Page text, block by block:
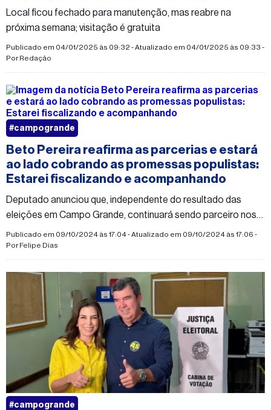
Local ficou fechado para manutenção, mas reabre na
próxima semana; visitação é gratuita
Publicado em 04/01/2025 às 09:32 - Atualizado em 04/01/2025 às 09:33 -
PorRedação
Beto Pereira reafirma as parcerias e estará
ao lado cobrando as promessas populistas:
Estarei fiscalizando e acompanhando
Deputado anunciou que, independente do resultado das
eleições em Campo Grande, continuará sendo parceiro nos
projetos de desenvolvimento para cidade
Publicado em 09/10/2024 às 17:04 - Atualizado em 09/10/2024 às 17:06 -
PorFelipe Dias
#campogrande
#campogrande